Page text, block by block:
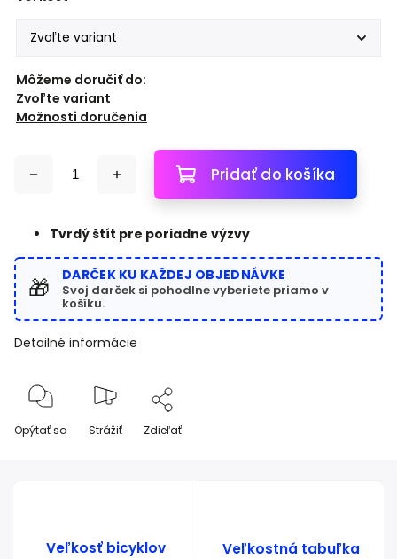
Môžeme doručiť do:
Zvoľte variant
Možnosti doručenia
Pridať do košíka
Tvrdý štít pre poriadne výzvy
🎁 DARČEK KU KAŽDEJ OBJEDNÁVKE
Svoj darček si pohodlne vyberiete priamo v
košíku.
Detailné informácie
Opýtať sa Strážiť Zdieľať
Veľkosť bicyklov Veľkostná tabuľka